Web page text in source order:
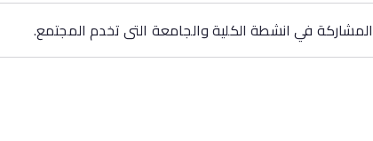
المشاركة في انشطة الكلية والجامعة التى تخدم المجتمع.